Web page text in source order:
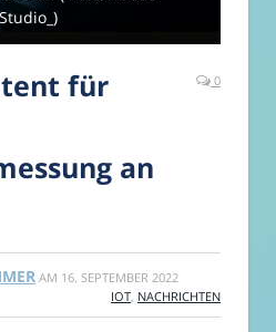
für
an
0
AM 16. SEPTEMBER 2022
IOT NACHRICHTEN